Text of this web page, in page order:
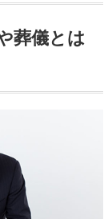
葬儀とは